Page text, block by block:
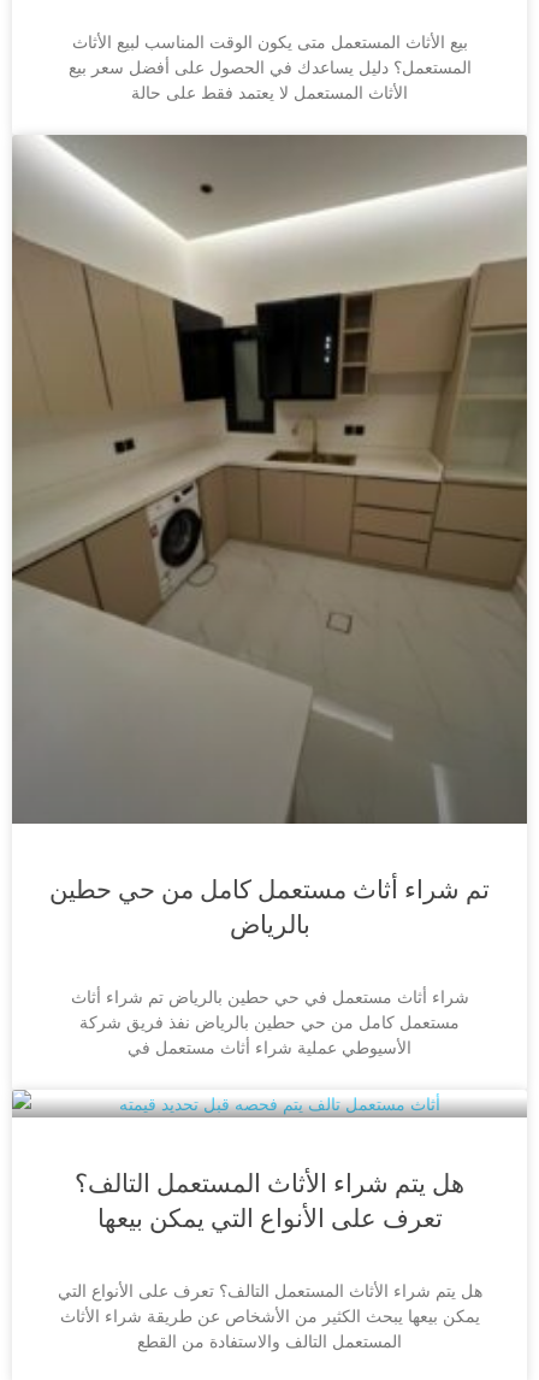
بيع الأثاث المستعمل متى يكون الوقت المناسب لبيع الأثاث
المستعمل؟ دليل يساعدك في الحصول على أفضل سعر بيع
الأثاث المستعمل لا يعتمد فقط على حالة
تم شراء أثاث مستعمل كامل من حي حطين
بالرياض
شراء أثاث مستعمل في حي حطين بالرياض تم شراء أثاث
مستعمل كامل من حي حطين بالرياض نفذ فريق شركة
الأسيوطي عملية شراء أثاث مستعمل في
هل يتم شراء الأثاث المستعمل التالف؟
تعرف على الأنواع التي يمكن بيعها
هل يتم شراء الأثاث المستعمل التالف؟ تعرف على الأنواع التي
يمكن بيعها يبحث الكثير من الأشخاص عن طريقة شراء الأثاث
المستعمل التالف والاستفادة من القطع